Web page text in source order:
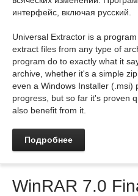
интерфейс, включая русский.
Universal Extractor is a
extract files from any type of
program do to exactly what it
archive, whether it's a simple
even a Windows Installer (.msi)
progress, but so far it's proven
also benefit from it.
Подробнее
WinRAR 7.0